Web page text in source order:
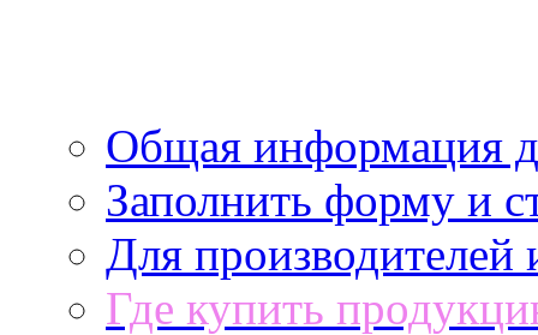
Общая информация
Заполнить форму и
Для производителей
Где купить